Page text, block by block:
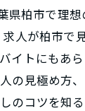
県柏市で理
人が柏市で
イトにもあ
の見極め方
のコツを知